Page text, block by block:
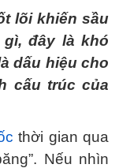
lõi khiến sầu
đây là khó
dấu hiệu cho
cấu trúc của
thời gian qua
Nếu nhìn